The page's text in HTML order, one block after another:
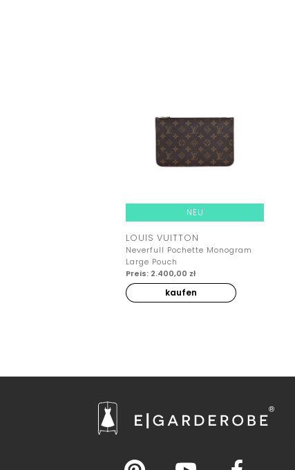
NEU
LOUIS VUITTON
Neverfull Pochette Monogram
Large Pouch
Preis: 2.400,00 zł
kaufen